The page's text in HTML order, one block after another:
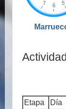
Etapa Día